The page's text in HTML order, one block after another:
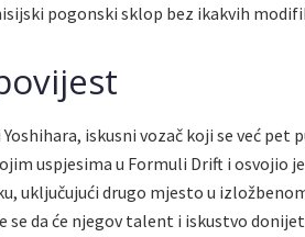
pogonski sklop bez ikakvih
Yoshihara, iskusni vozač koji se već pet
uspjesima u Formuli Drift i osvojio
uključujući drugo mjesto u
se da će njegov talent i iskustvo